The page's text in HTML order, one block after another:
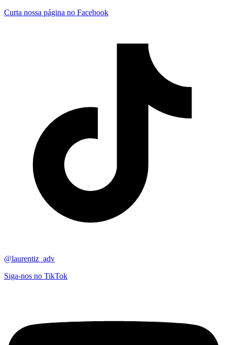
Curta nossa página no Facebook
@laurentiz_adv
Siga-nos no TikTok